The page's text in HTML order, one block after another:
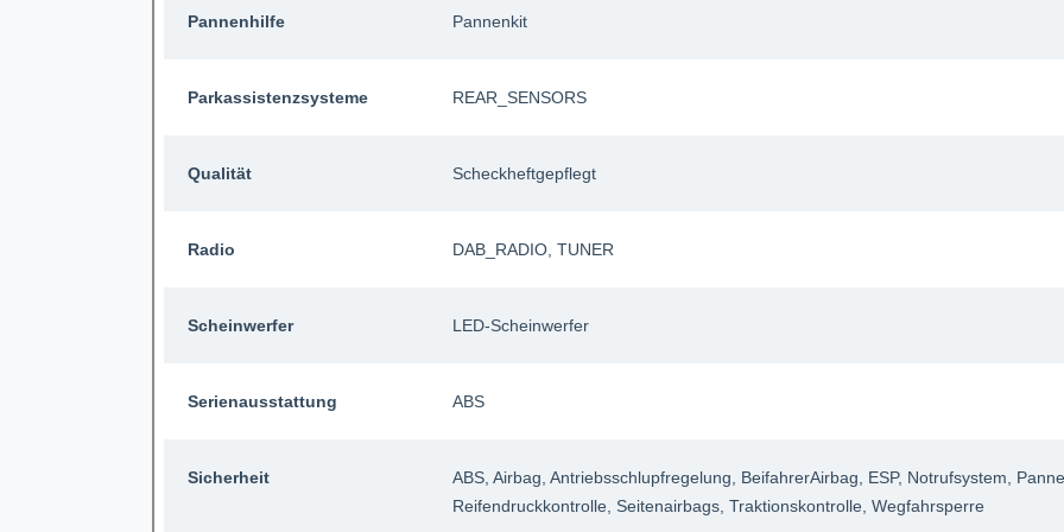
Pannenhilfe Pannenkit
Parkassistenzsysteme REAR_SENSORS
Qualität Scheckheftgepflegt
Radio DAB_RADIO , TUNER
Scheinwerfer LED-Scheinwerfer
Serienausstattung ABS
Sicherheit ABS , Airbag , Antriebsschlupfregelung , BeifahrerAirbag , ESP, Notrufsystem ,
Reifendruckkontrolle , Seitenairbags , Traktionskontrolle , Wegfahrsperre